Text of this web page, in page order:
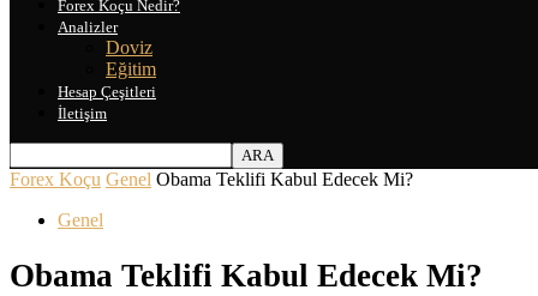
Forex Koçu Nedir?
Analizler
Doviz
Eğitim
Hesap Çeşitleri
İletişim
Forex Koçu Genel Obama Teklifi Kabul Edecek Mi?
Genel
Obama Teklifi Kabul Edecek Mi?